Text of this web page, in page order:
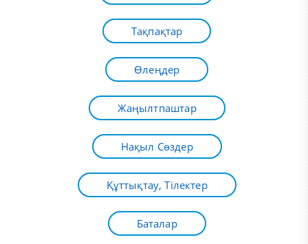
Тақпақтар
Өлеңдер
Жаңылтпаштар
Нақыл Сөздер
Құттықтау, Тілектер
Баталар